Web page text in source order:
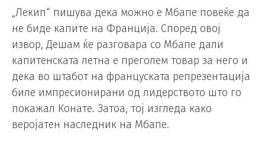
„Лекип“ пишува дека можно е Мбапе повеќе да
не биде капите на Франција. Според овој
извор, Дешам ќе разговара со Мбапе дали
капитенската летна е преголем товар за него и
дека во штабот на француската репрезентација
биле импресионирани од лидерството што го
покажал Конате. Затоа, тој изгледа како
веројатен наследник на Мбапе.